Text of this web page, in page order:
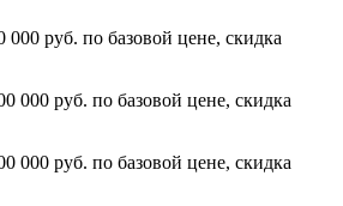
000 руб. по базовой цене, скидка
000 руб. по базовой цене, скидка
000 руб. по базовой цене, скидка